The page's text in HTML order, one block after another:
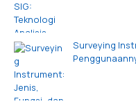
Surveying